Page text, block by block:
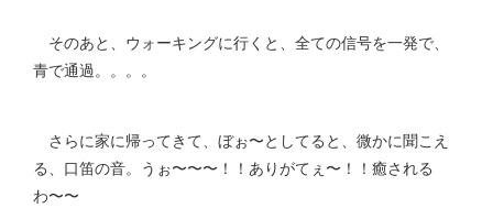
そのあと、ウォーキングに行くと、全ての信号を一発で、
青で通過。。。。
さらに家に帰ってきて、ぼぉ〜としてると、微かに聞こえ
る、口笛の音。うぉ〜〜〜！！ありがてぇ〜！！癒される
わ〜〜